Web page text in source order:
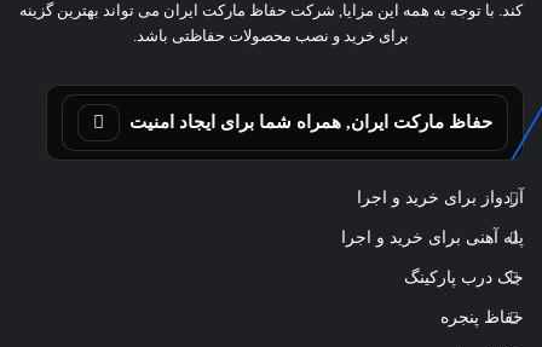
کند. با توجه به همه این مزایا, شرکت حفاظ مارکت ایران می تواند بهترین گزینه
برای خرید و نصب محصولات حفاظتی باشد.
حفاظ مارکت ایران, همراه شما برای ایجاد امنیت
آردواز برای خرید و اجرا
پله آهنی برای خرید و اجرا
جک درب پارکینگ
حفاظ پنجره